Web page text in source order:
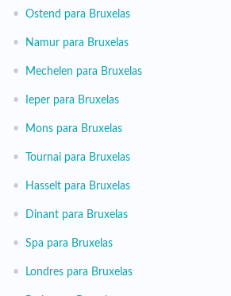
• Ostend para Bruxelas
• Namur para Bruxelas
• Mechelen para Bruxelas
• Ieper para Bruxelas
• Mons para Bruxelas
• Tournai para Bruxelas
• Hasselt para Bruxelas
• Dinant para Bruxelas
• Spa para Bruxelas
• Londres para Bruxelas